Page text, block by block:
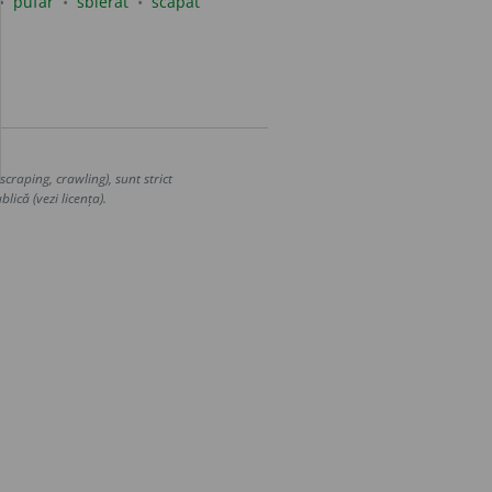
crawling), sunt strict
(vezi licența).